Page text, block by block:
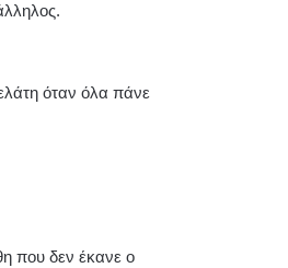
όταν όλα πάνε
που δεν έκανε ο